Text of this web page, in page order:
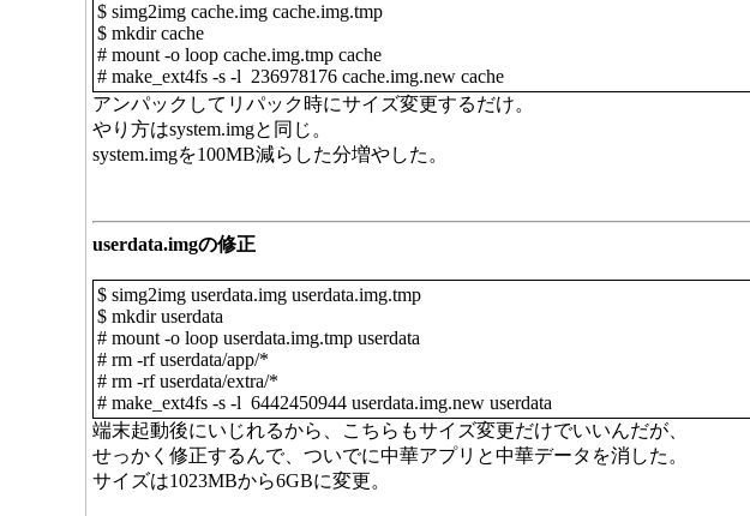
$ simg2img cache.img cache.img.tmp
$ mkdir cache
# mount -o loop cache.img.tmp cache
# make_ext4fs -s -l 236978176 cache.img.new cache
アンパックしてリパック時にサイズ変更するだけ。
やり方はsystem.imgと同じ。
system.imgを100MB減らした分増やした。
userdata.imgの修正
$ simg2img userdata.img userdata.img.tmp
$ mkdir userdata
# mount -o loop userdata.img.tmp userdata
# rm -rf userdata/app/*
# rm -rf userdata/extra/*
# make_ext4fs -s -l 6442450944 userdata.img.new userdata
端末起動後にいじれるから、こちらもサイズ変更だけでいいんだが、
せっかく修正するんで、ついでに中華アプリと中華データを消した。
サイズは1023MBから6GBに変更。